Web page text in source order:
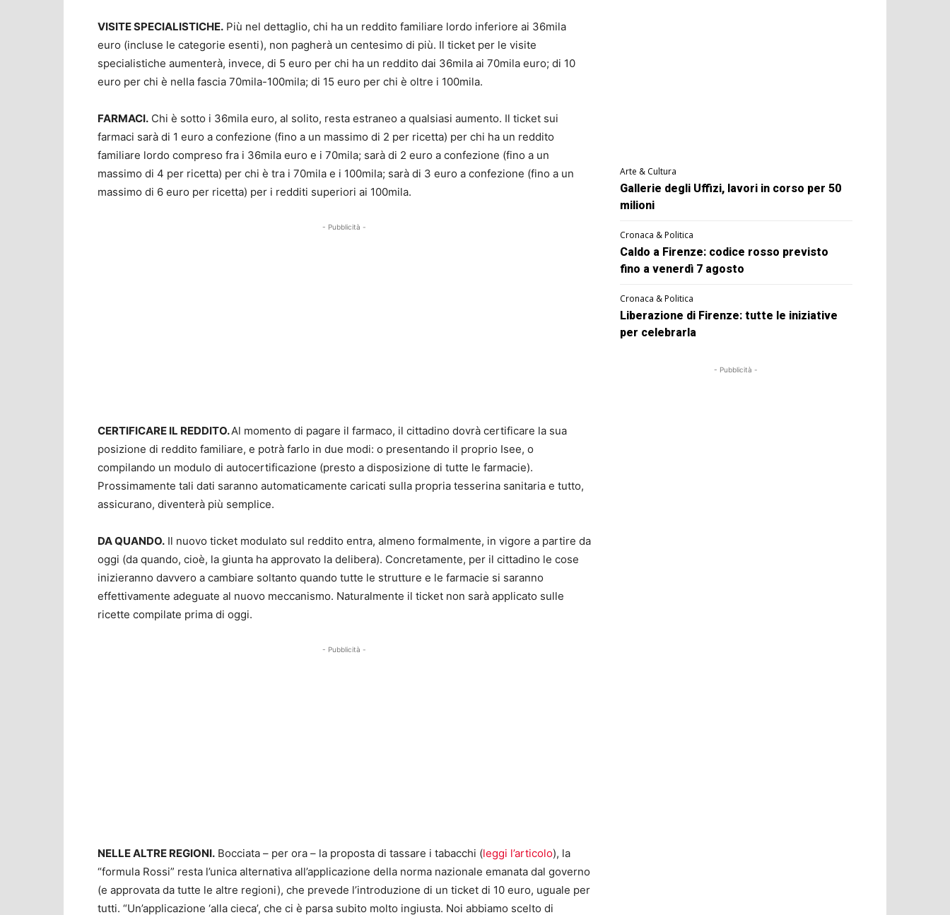
VISITE SPECIALISTICHE. Più nel dettaglio, chi ha un reddito familiare lordo inferiore ai 36mila
euro (incluse le categorie esenti), non pagherà un centesimo di più. Il ticket per le visite
specialistiche aumenterà, invece, di 5 euro per chi ha un reddito dai 36mila ai 70mila euro; di 10
euro per chi è nella fascia 70mila-100mila; di 15 euro per chi è oltre i 100mila.
FARMACI. Chi è sotto i 36mila euro, al solito, resta estraneo a qualsiasi aumento. Il ticket sui
farmaci sarà di 1 euro a confezione (fino a un massimo di 2 per ricetta) per chi ha un reddito
familiare lordo compreso fra i 36mila euro e i 70mila; sarà di 2 euro a confezione (fino a un
massimo di 4 per ricetta) per chi è tra i 70mila e i 100mila; sarà di 3 euro a confezione (fino a un
massimo di 6 euro per ricetta) per i redditi superiori ai 100mila.
- Pubblicità -
CERTIFICARE IL REDDITO.Al momento di pagare il farmaco, il cittadino dovrà certificare la sua
posizione di reddito familiare, e potrà farlo in due modi: o presentando il proprio Isee, o
compilando un modulo di autocertificazione (presto a disposizione di tutte le farmacie).
Prossimamente tali dati saranno automaticamente caricati sulla propria tesserina sanitaria e tutto,
assicurano, diventerà più semplice.
DA QUANDO. Il nuovo ticket modulato sul reddito entra, almeno formalmente, in vigore a partire da
oggi (da quando, cioè, la giunta ha approvato la delibera). Concretamente, per il cittadino le cose
inizieranno davvero a cambiare soltanto quando tutte le strutture e le farmacie si saranno
effettivamente adeguate al nuovo meccanismo. Naturalmente il ticket non sarà applicato sulle
ricette compilate prima di oggi.
- Pubblicità -
NELLE ALTRE REGIONI. Bocciata – per ora – la proposta di tassare i tabacchi (leggi l’articolo), la
“formula Rossi” resta l’unica alternativa all’applicazione della norma nazionale emanata dal governo
(e approvata da tutte le altre regioni), che prevede l’introduzione di un ticket di 10 euro, uguale per
tutti. “Un’applicazione ‘alla cieca’, che ci è parsa subito molto ingiusta. Noi abbiamo scelto di
Arte & Cultura
Gallerie degli Uffizi, lavori in corso per 50
milioni
Cronaca & Politica
Caldo a Firenze: codice rosso previsto
fino a venerdì 7 agosto
Cronaca & Politica
Liberazione di Firenze: tutte le iniziative
per celebrarla
- Pubblicità -